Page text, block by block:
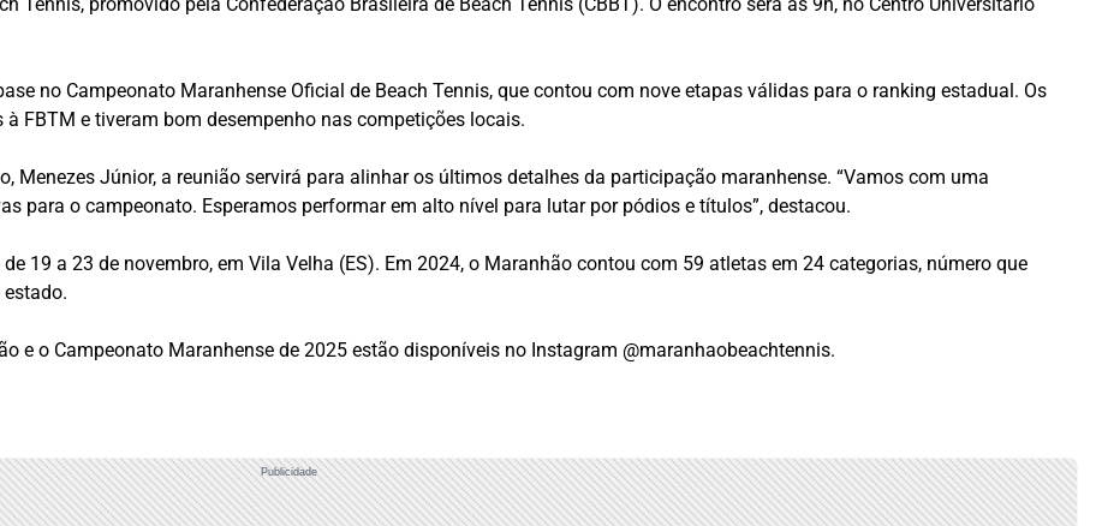
Tennis, promovido pela Confederação Brasileira de Beach Tennis (CBBT). O encontro será às 9h, no Centro Universitário
no Campeonato Maranhense Oficial de Beach Tennis, que contou com nove etapas válidas para o ranking estadual. Os
FBTM e tiveram bom desempenho nas competições locais.
Menezes Júnior, a reunião servirá para alinhar os últimos detalhes da participação maranhense. “Vamos com uma
para o campeonato. Esperamos performar em alto nível para lutar por pódios e títulos”, destacou.
19 a 23 de novembro, em Vila Velha (ES). Em 2024, o Maranhão contou com 59 atletas em 24 categorias, número que
e o Campeonato Maranhense de 2025 estão disponíveis no Instagram @maranhaobeachtennis.
Publicidade